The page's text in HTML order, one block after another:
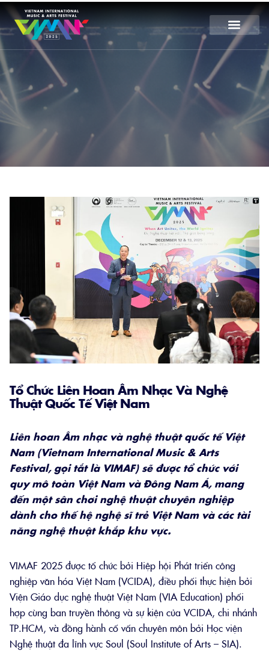
Tổ Chức Liên Hoan Âm Nhạc Và Nghệ
Thuật Quốc Tế Việt Nam
Liên hoan Âm nhạc và nghệ thuật quốc tế Việt
Nam (Vietnam International Music & Arts
Festival, gọi tắt là VIMAF) sẽ được tổ chức với
quy mô toàn Việt Nam và Đông Nam Á, mang
đến một sân chơi nghệ thuật chuyên nghiệp
dành cho thế hệ nghệ sĩ trẻ Việt Nam và các tài
năng nghệ thuật khắp khu vực.
VIMAF 2025 được tổ chức bởi Hiệp hội Phát triển công
nghiệp văn hóa Việt Nam (VCIDA), điều phối thực hiện bởi
Viện Giáo dục nghệ thuật Việt Nam (VIA Education) phối
hợp cùng ban truyền thông và sự kiện của VCIDA, chi nhánh
TP.HCM, và đồng hành cố vấn chuyên môn bởi Học viện
Nghệ thuật đa lĩnh vực Soul (Soul Institute of Arts – SIA).